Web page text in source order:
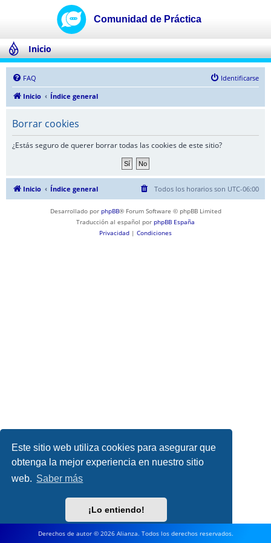
Este sitio web utiliza cookies para asegurar que
obtenga la mejor experiencia en nuestro sitio
web. Saber más
¡Lo entiendo!
Inicio
FAQ
Identificarse
Inicio
Índice general
Borrar cookies
¿Estás seguro de querer borrar todas las cookies de este sitio?
Inicio Índice general Todos los horarios son UTC-06:00
Desarrollado por phpBB® Forum Software © phpBB Limited
Traducción al español por phpBB España
Privacidad | Condiciones
Derechos de autor © 2026 Alianza. Todos los derechos reservados.